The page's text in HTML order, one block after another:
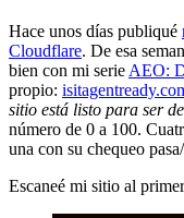
Hace unos días publiqué
Cloudflare. De esa
bien con mi serie AEO:
propio:
sitio está listo para ser
número de 0 a 100.
una con su chequeo
Escaneé mi sitio al